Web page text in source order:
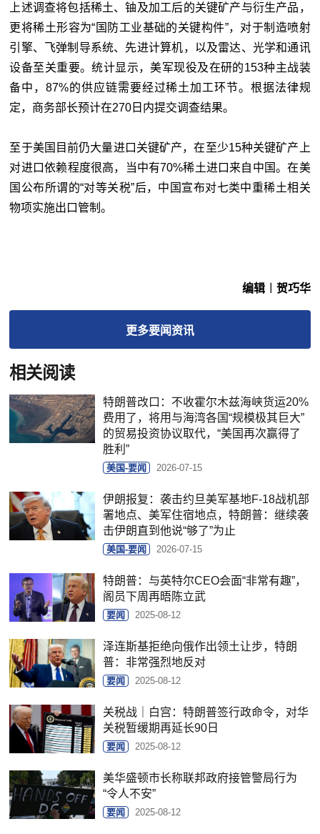
上述调查将包括稀土、铀及加工后的关键矿产与衍生产品，
更将稀土形容为“国防工业基础的关键构件”，对于制造喷射
引擎、飞弹制导系统、先进计算机，以及雷达、光学和通讯
设备至关重要。统计显示，美军现役及在研的153种主战装
备中，87%的供应链需要经过稀土加工环节。 根据法律规
定，商务部长预计在270日内提交调查结果。
至于美国目前仍大量进口关键矿产，在至少15种关键矿产上
对进口依赖程度很高，当中有70%稀土进口来自中国。在美
国公布所谓的“对等关税”后，中国宣布对七类中重稀土相关
物项实施出口管制。
编辑︱贺巧华
更多要闻资讯
相关阅读
特朗普改口：不收霍尔木兹海峡货运20%
费用了，将用与海湾各国“规模极其巨大”
的贸易投资协议取代，“美国再次赢得了
胜利”
美国-要闻 2026-07-15
伊朗报复：袭击约旦美军基地F-18战机部
署地点、美军住宿地点，特朗普：继续袭
击伊朗直到他说“够了”为止
美国-要闻 2026-07-15
特朗普：与英特尔CEO会面“非常有趣”，
阁员下周再晤陈立武
要闻 2025-08-12
泽连斯基拒绝向俄作出领土让步，特朗
普：非常强烈地反对
要闻 2025-08-12
关税战｜白宫：特朗普签行政命令，对华
关税暂缓期再延长90日
要闻 2025-08-12
美华盛顿市长称联邦政府接管警局行为
“令人不安”
要闻 2025-08-12